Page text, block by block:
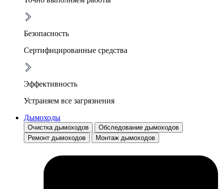
Безопасность
Сертифицированные средства
Эффективность
Устраняем все загрязнения
Дымоходы
Очистка дымоходов
Обследование дымоходов
Ремонт дымоходов
Монтаж дымоходов